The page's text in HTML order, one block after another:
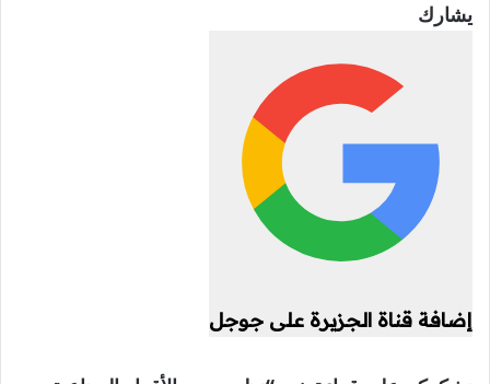
يشارك
إضافة قناة الجزيرة على جوجل